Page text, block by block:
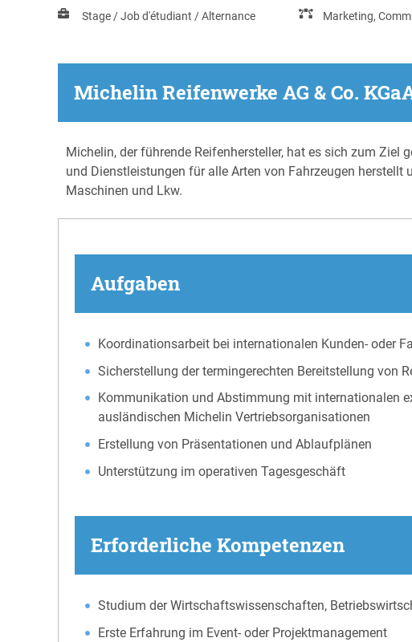
Stage / Job d'étudiant / Alternance Marketing,
Michelin Reifenwerke AG & Co.
Michelin, der führende Reifenhersteller, hat es sich zum
und Dienstleistungen für alle Arten von Fahrzeugen
Maschinen und Lkw.
Aufgaben
Koordinationsarbeit bei internationalen Kunden- oder
Sicherstellung der termingerechten Bereitstellung von
Kommunikation und Abstimmung mit internationalen
ausländischen Michelin Vertriebsorganisationen
Erstellung von Präsentationen und Ablaufplänen
Unterstützung im operativen Tagesgeschäft
Erforderliche Kompetenzen
Studium der Wirtschaftswissenschaften,
Erste Erfahrung im Event- oder Projektmanagement